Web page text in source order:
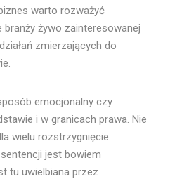
warto rozważyć
żywo zainteresowanej
zmierzających do
emocjonalny czy
i w granicach prawa. Nie
wielu rozstrzygnięcie.
jest bowiem
tu uwielbiana przez